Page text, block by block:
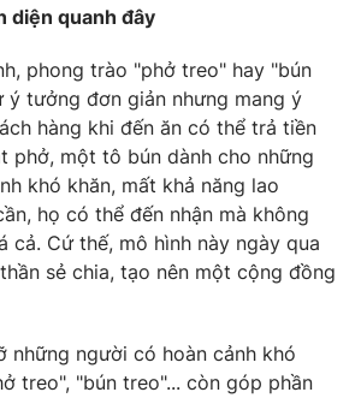
tương lai
diện quanh đây
phong trào "phở treo" hay "bún
tưởng đơn giản nhưng mang ý
hàng khi đến ăn có thể trả tiền
phở, một tô bún dành cho những
khó khăn, mất khả năng lao
họ có thể đến nhận mà không
cả. Cứ thế, mô hình này ngày qua
sẻ chia, tạo nên một cộng đồng
những người có hoàn cảnh khó
treo", "bún treo"... còn góp phần